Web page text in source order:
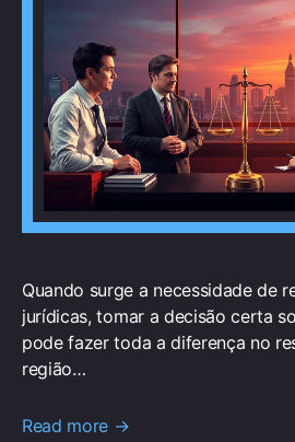
Quando surge a necessidade de
jurídicas, tomar a decisão certa
pode fazer toda a diferença no
região…
Read more →